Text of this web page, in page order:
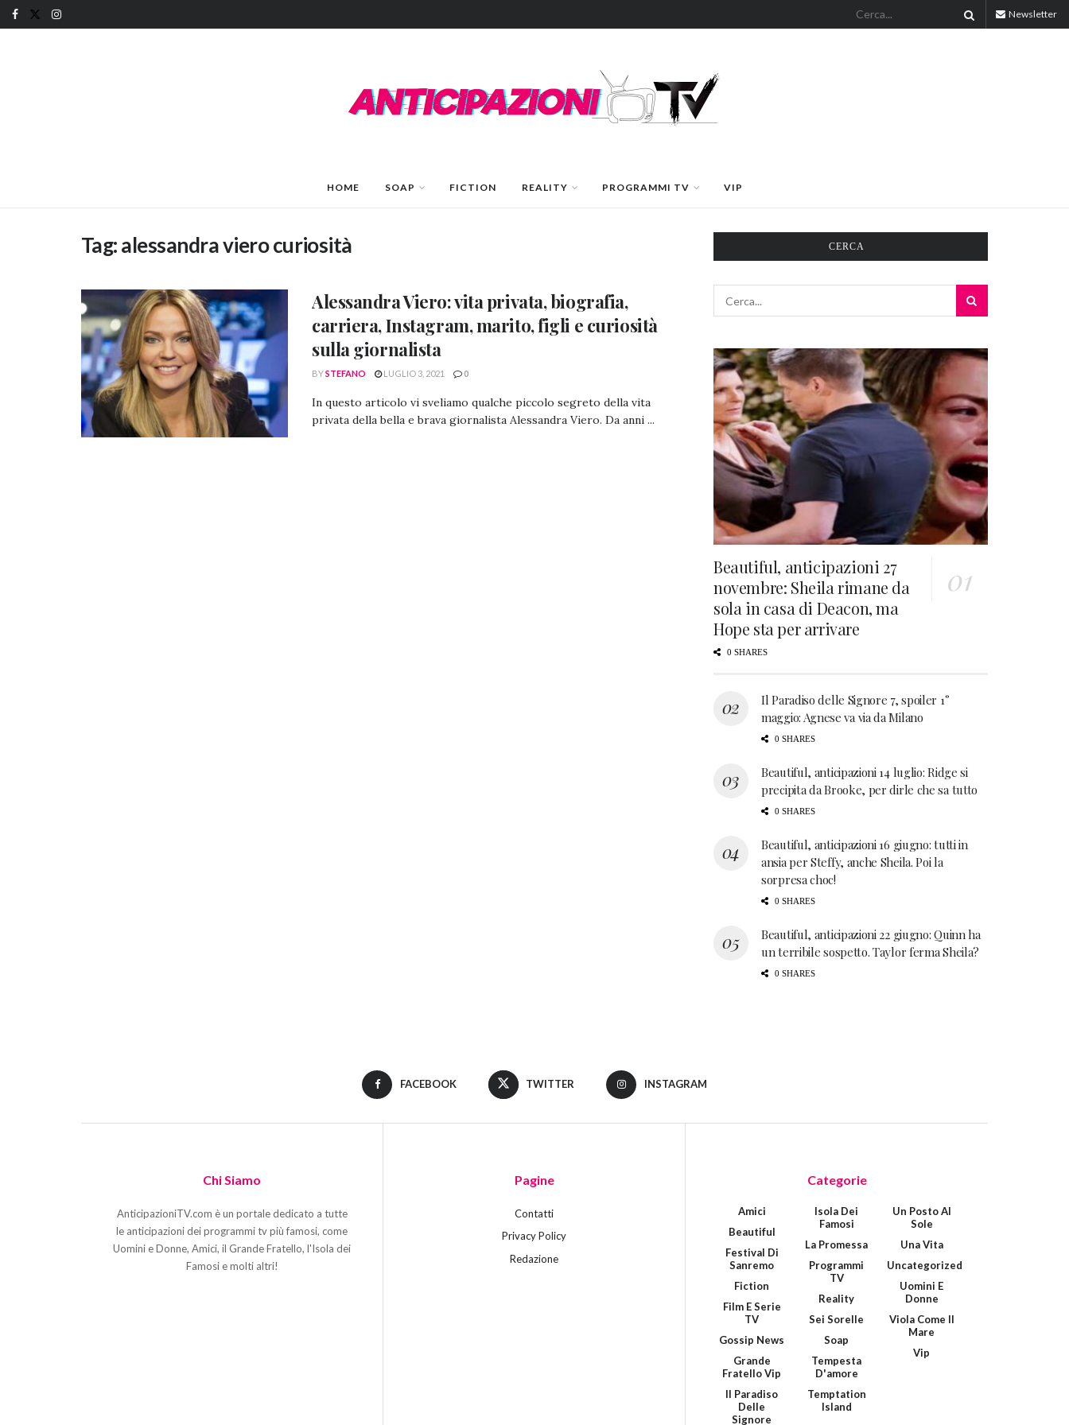
Newsletter
HOME SOAP FICTION REALITY PROGRAMMI TV VIP
Tag:alessandra viero curiosità
Alessandra Viero: vita privata, biografia,
carriera, Instagram, marito, figli e curiosità
sulla giornalista
BYSTEFANO LUGLIO 3, 2021 0
In questo articolo vi sveliamo qualche piccolo segreto della vita
privata della bella e brava giornalista Alessandra Viero. Da anni ...
CERCA
Beautiful, anticipazioni 27
novembre: Sheila rimane da
sola in casa di Deacon, ma
Hope sta per arrivare
0 SHARES
Il Paradiso delle Signore 7, spoiler 1°
maggio: Agnese va via da Milano
0 SHARES
Beautiful, anticipazioni 14 luglio: Ridge si
precipita da Brooke, per dirle che sa tutto
0 SHARES
Beautiful, anticipazioni 16 giugno: tutti in
ansia per Steffy, anche Sheila. Poi la
sorpresa choc!
0 SHARES
Beautiful, anticipazioni 22 giugno: Quinn ha
un terribile sospetto. Taylor ferma Sheila?
0 SHARES
FACEBOOK TWITTER INSTAGRAM
Chi Siamo
AnticipazioniTV.com è un portale dedicato a tutte
le anticipazioni dei programmi tv più famosi, come
Uomini e Donne, Amici, il Grande Fratello, l'Isola dei
Famosi e molti altri!
Pagine
Contatti
Privacy Policy
Redazione
Categorie
Amici
Beautiful
Festival Di
Sanremo
Fiction
Film E Serie
TV
Gossip News
Grande
Fratello Vip
Il Paradiso
Delle
Signore
Isola Dei
Famosi
La Promessa
Programmi
TV
Reality
Sei Sorelle
Soap
Tempesta
D'amore
Temptation
Island
Un Posto Al
Sole
Una Vita
Uncategorized
Uomini E
Donne
Viola Come Il
Mare
Vip